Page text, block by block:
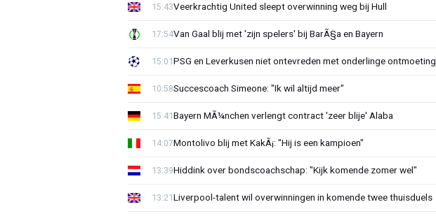
Veerkrachtig United sleept overwinning weg bij Hull
15:43
Van Gaal blij met 'zijn spelers' bij BarÃ§a en Bayern
17:54
PSG en Leverkusen niet ontevreden met onderlinge ontmoeting
15:01
Succescoach Simeone: "Ik wil altijd meer"
10:58
Bayern MÃ¼nchen verlengt contract 'zeer blije' Alaba
15:41
Montolivo blij met KakÃ¡: "Hij is een kampioen"
14:07
Hiddink over bondscoachschap: "Kijk komende zomer wel"
13:39
Liverpool-talent wil overwinningen in komende twee thuisduels
13:21